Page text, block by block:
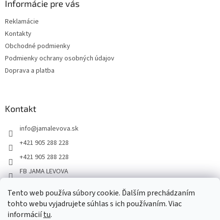
Tento web používa súbory cookie. Ďalším prechádzaním
tohto webu vyjadrujete súhlas s ich používaním. Viac
informáciítu.
Informácie pre vás
Reklamácie
Kontakty
Obchodné podmienky
Podmienky ochrany osobných údajov
Doprava a platba
Kontakt
info@jamalevova.sk
+421 905 288 228
+421 905 288 228
FB JAMA LEVOVA
JamaLevova
+421905288228